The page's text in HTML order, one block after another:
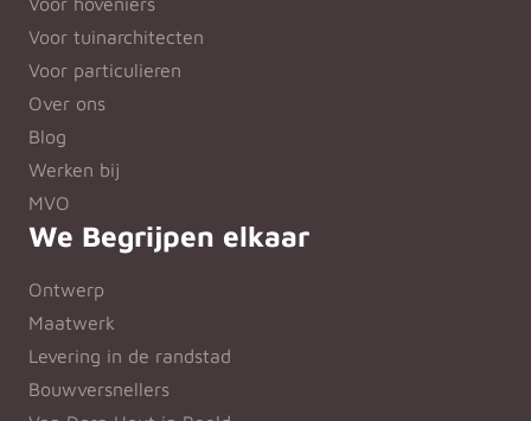
Voor tuinarchitecten
Voor particulieren
Over ons
Blog
Werken bij
MVO
We Begrijpen elkaar
Ontwerp
Maatwerk
Levering in de randstad
Bouwversnellers